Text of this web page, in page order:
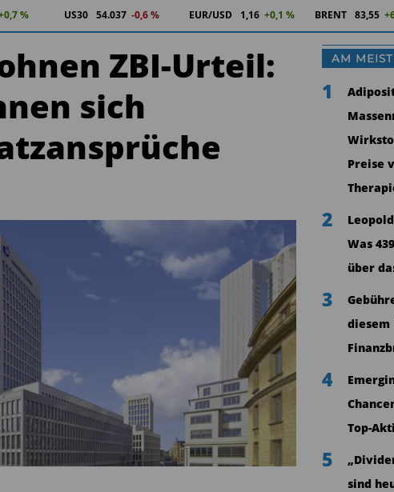
% US30 54.037 -0,6 % EUR/USD 1,16 +0,1 % BRENT 83,55
ZBI-Urteil:
sich
AM
1
Preise
2
Was
über
3
diesem
4
Top-
5
sind